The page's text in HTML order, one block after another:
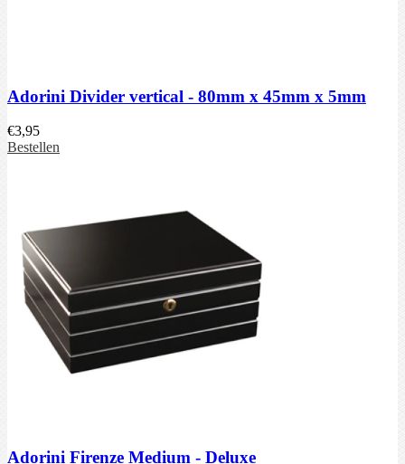
Adorini Divider vertical - 80mm x 45mm x 5mm
€3,95
Bestellen
Adorini Firenze Medium - Deluxe